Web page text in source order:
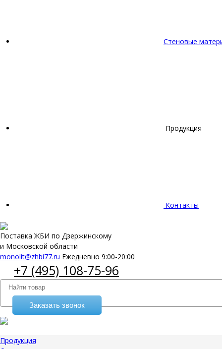
Стеновые
Продукция
Контакты
Поставка ЖБИ по Дзержинскому
и Московской области
monolit@zhbi77.ru Ежедневно 9:00-20:00
+7 (495) 108-75-96
Заказать звонок
Продукция